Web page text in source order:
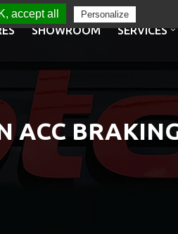
SHOWROOM SERVICES
ACC
accept all Personalize